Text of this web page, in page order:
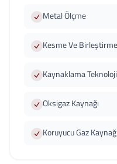
Metal Ölçme
Kesme Ve
Kaynaklama
Oksigaz Kaynağı
Koruyucu Gaz Kaynağı